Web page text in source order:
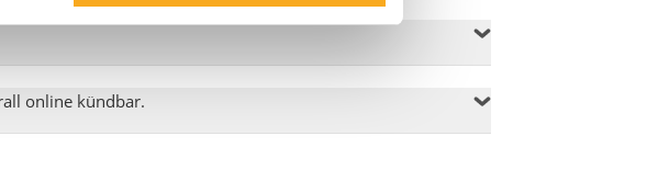
online kündbar.